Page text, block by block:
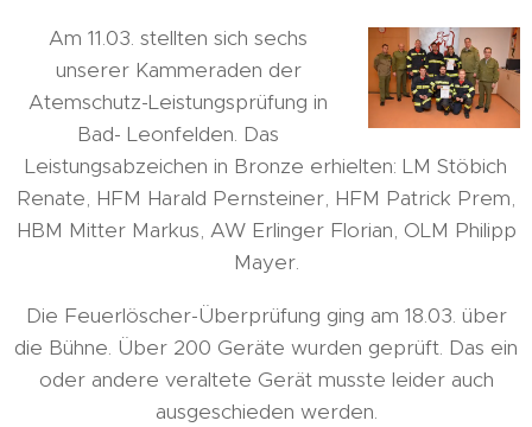
Am 11.03. stellten sich sechs
unserer Kammeraden der
Atemschutz-Leistungsprüfung in
Bad- Leonfelden. Das
Leistungsabzeichen in Bronze erhielten: LM Stöbich
Renate, HFM Harald Pernsteiner, HFM Patrick Prem,
HBM Mitter Markus, AW Erlinger Florian, OLM Philipp
Mayer.
Die Feuerlöscher-Überprüfung ging am 18.03. über
die Bühne. Über 200 Geräte wurden geprüft. Das ein
oder andere veraltete Gerät musste leider auch
ausgeschieden werden.